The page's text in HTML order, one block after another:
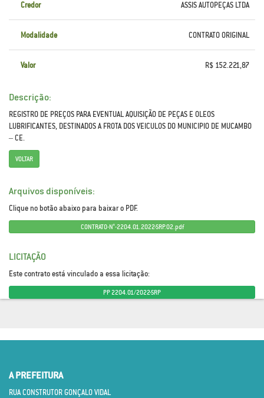
Credor ASSIS AUTOPEÇAS LTDA
Modalidade CONTRATO ORIGINAL
Valor R$ 152.221,87
Descrição:
REGISTRO DE PREÇOS PARA EVENTUAL AQUISIÇÃO DE PEÇAS E OLEOS
LUBRIFICANTES, DESTINADOS A FROTA DOS VEICULOS DO MUNICIPIO DE MUCAMBO
– CE.
VOLTAR
Arquivos disponíveis:
Clique no botão abaixo para baixar o PDF.
CONTRATO-N°-2204.01.2022-SRP.02.pdf
LICITAÇÃO
Este contrato está vinculado a essa licitação:
PP 2204.01/2022-SRP
A PREFEITURA
RUA CONSTRUTOR GONÇALO VIDAL